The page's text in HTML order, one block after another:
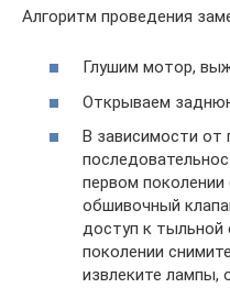
Алгоритм проведения
Глушим мотор,
Открываем
В зависимости от
первом поколении
обшивочный
доступ к тыльной
поколении
извлеките лампы,